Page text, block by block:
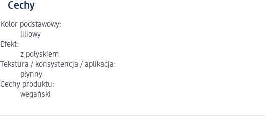
Cechy
Kolor podstawowy:
liliowy
Efekt:
z połyskiem
Tekstura / konsystencja / aplikacja:
płynny
Cechy produktu:
wegański